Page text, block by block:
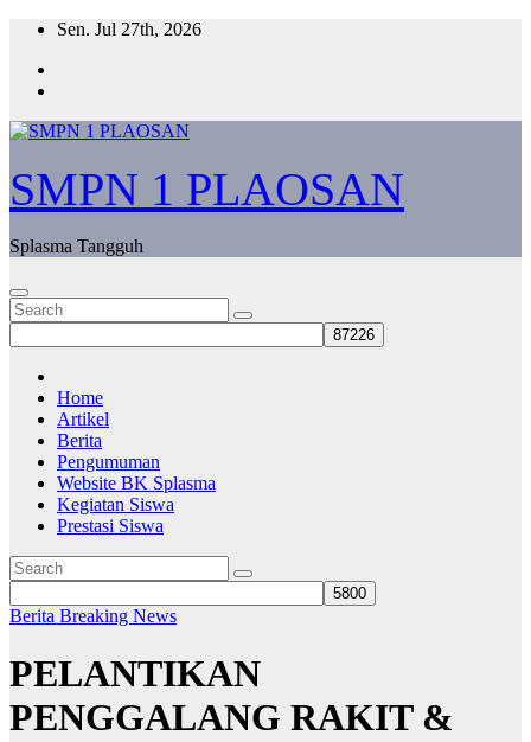
Skip
content
Sen. Jul 27th, 2026
SMPN 1 PLAOSAN
Splasma Tangguh
Home
Artikel
Berita
Pengumuman
Website BK Splasma
Kegiatan Siswa
Prestasi Siswa
Berita Breaking News
PELANTIKAN
PENGGALANG RAKIT &